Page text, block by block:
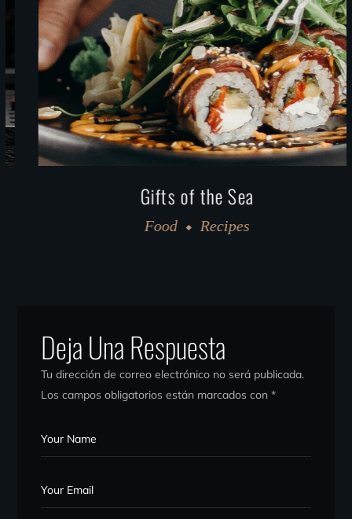
Gifts of the Sea
Food Recipes
Deja Una Respuesta
Tu dirección de correo electrónico no será publicada.
Los campos obligatorios están marcados con*